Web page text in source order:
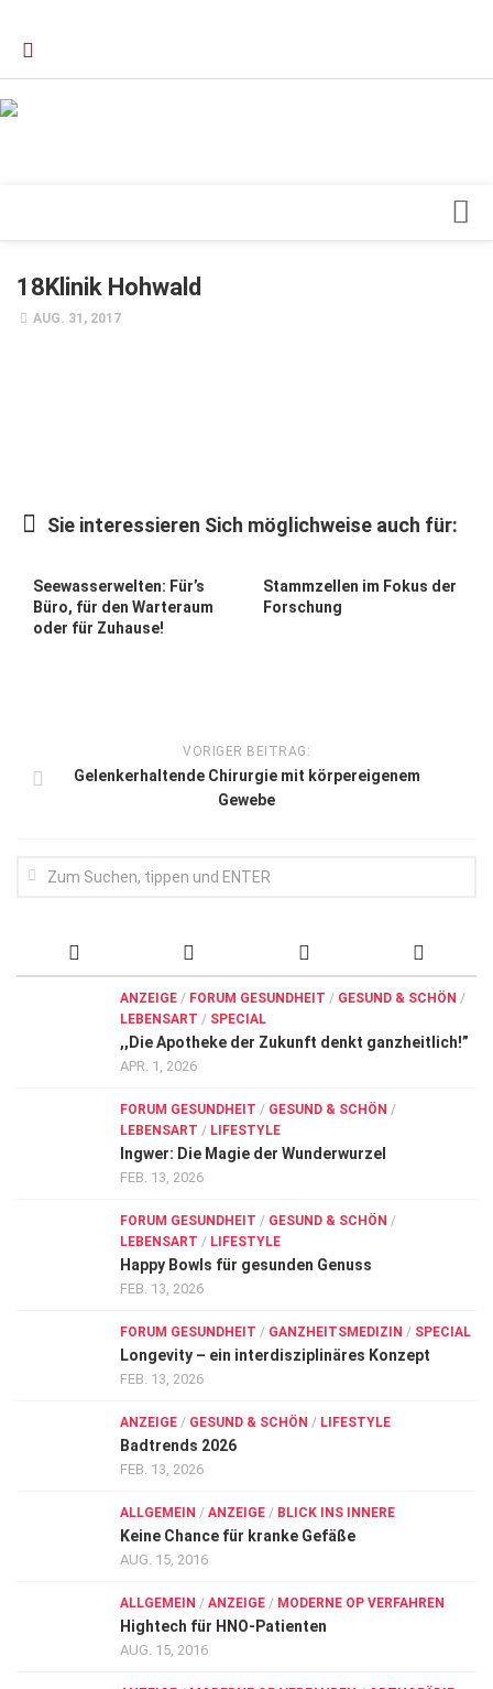
Forschung
Forum Gesundheit
Allgemein
Hören
18Klinik Hohwald
AUG. 31, 2017
Sie interessieren Sich möglichweise auch für:
Seewasserwelten: Für’s
Büro, für den Warteraum
oder für Zuhause!
Stammzellen im Fokus der
Forschung
VORIGER BEITRAG:
Gelenkerhaltende Chirurgie mit körpereigenem
Gewebe
ANZEIGE / FORUM GESUNDHEIT / GESUND & SCHÖN /
LEBENSART / SPECIAL
,,Die Apotheke der Zukunft denkt ganzheitlich!”
APR. 1, 2026
FORUM GESUNDHEIT / GESUND & SCHÖN /
LEBENSART / LIFESTYLE
Ingwer: Die Magie der Wunderwurzel
FEB. 13, 2026
FORUM GESUNDHEIT / GESUND & SCHÖN /
LEBENSART / LIFESTYLE
Happy Bowls für gesunden Genuss
FEB. 13, 2026
FORUM GESUNDHEIT / GANZHEITSMEDIZIN / SPECIAL
Longevity – ein interdisziplinäres Konzept
FEB. 13, 2026
ANZEIGE / GESUND & SCHÖN / LIFESTYLE
Badtrends 2026
FEB. 13, 2026
ALLGEMEIN / ANZEIGE / BLICK INS INNERE
Keine Chance für kranke Gefäße
AUG. 15, 2016
ALLGEMEIN / ANZEIGE / MODERNE OP VERFAHREN
Hightech für HNO-Patienten
AUG. 15, 2016